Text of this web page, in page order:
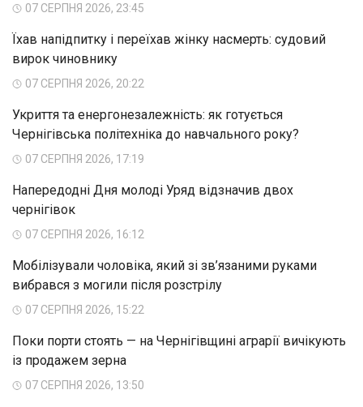
07 СЕРПНЯ 2026, 23:45
Їхав напідпитку і переїхав жінку насмерть: судовий
вирок чиновнику
07 СЕРПНЯ 2026, 20:22
Укриття та енергонезалежність: як готується
Чернігівська політехніка до навчального року?
07 СЕРПНЯ 2026, 17:19
Напередодні Дня молоді Уряд відзначив двох
чернігівок
07 СЕРПНЯ 2026, 16:12
Мобілізували чоловіка, який зі зв’язаними руками
вибрався з могили після розстрілу
07 СЕРПНЯ 2026, 15:22
Поки порти стоять — на Чернігівщині аграрії вичікують
із продажем зерна
07 СЕРПНЯ 2026, 13:50